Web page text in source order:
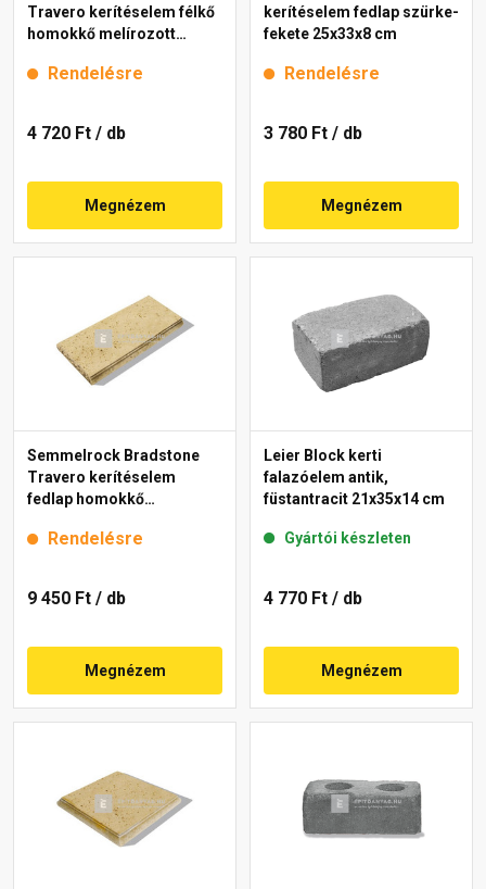
Travero kerítéselem félkő
homokkő melírozott
Rendelésre
4 720 Ft / db
Megnézem
kerítéselem fedlap szürke-
fekete 25x33x8 cm
Rendelésre
3 780 Ft / db
Megnézem
Semmelrock Bradstone
Travero kerítéselem
fedlap homokkő
Rendelésre
9 450 Ft / db
Megnézem
Leier Block kerti
falazóelem antik,
füstantracit 21x35x14 cm
Gyártói készleten
4 770 Ft / db
Megnézem